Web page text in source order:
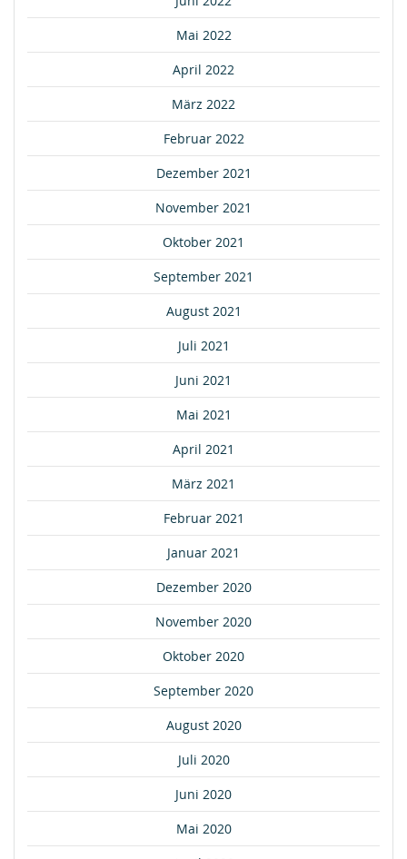
Mai 2022
April 2022
März 2022
Februar 2022
Dezember 2021
November 2021
Oktober 2021
September 2021
August 2021
Juli 2021
Juni 2021
Mai 2021
April 2021
März 2021
Februar 2021
Januar 2021
Dezember 2020
November 2020
Oktober 2020
September 2020
August 2020
Juli 2020
Juni 2020
Mai 2020